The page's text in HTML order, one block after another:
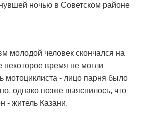
ночью в Советском районе
молодой человек скончался на
некоторое время не могли
мотоциклиста - лицо парня было
однако позже выяснилось, что
- житель Казани.